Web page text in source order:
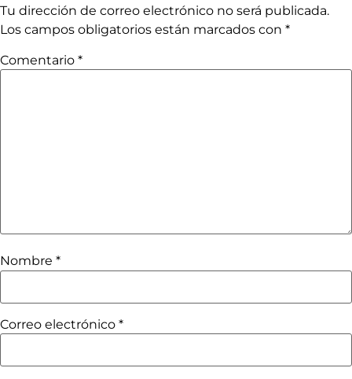
Tu dirección de correo electrónico no será publicada.
Los campos obligatorios están marcados con *
Comentario *
Nombre *
Correo electrónico *